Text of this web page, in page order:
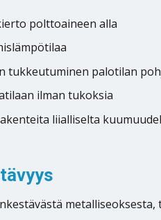
polttoaineen alla
tukkeutuminen palotilan
ilman tukoksia
liialliselta